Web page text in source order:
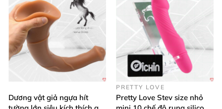
Dương vật giả ngựa hít
PRETTY LOVE
Pretty Love Stev size nhỏ